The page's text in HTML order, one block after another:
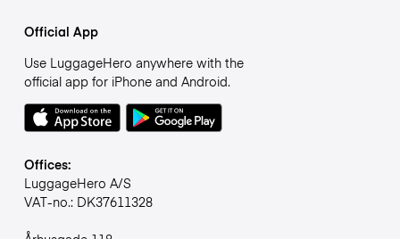
Official App
Use LuggageHero anywhere with the
official app for iPhone and Android.
Offices:
LuggageHero A/S
VAT-no.: DK37611328